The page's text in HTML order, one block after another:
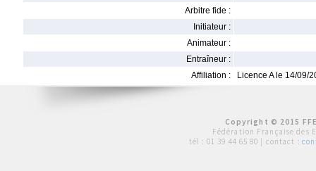
Arbitre fide :
Initiateur :
Animateur :
Entraîneur :
Affiliation :
Licence A le 14/09/
Copyright © 2015
Fédération Française des
tél : 01 39 44 65 80 | contact :